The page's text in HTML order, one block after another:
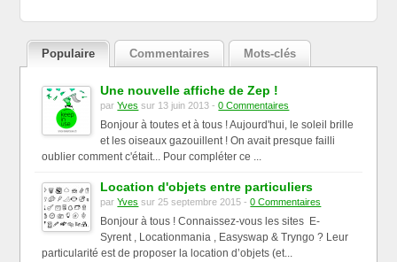
Populaire Commentaires Mots-clés
Une nouvelle affiche de Zep !
parYves sur 13 juin 2013 -0 Commentaires
Bonjour à toutes et à tous ! Aujourd'hui, le soleil brille
et les oiseaux gazouillent ! On avait presque failli
oublier comment c'était... Pour compléter ce ...
Location d'objets entre particuliers
parYves sur 25 septembre 2015 -0 Commentaires
Bonjour à tous ! Connaissez-vous les sites E-
Syrent , Locationmania , Easyswap & Tryngo ? Leur
particularité est de proposer la location d’objets (et...